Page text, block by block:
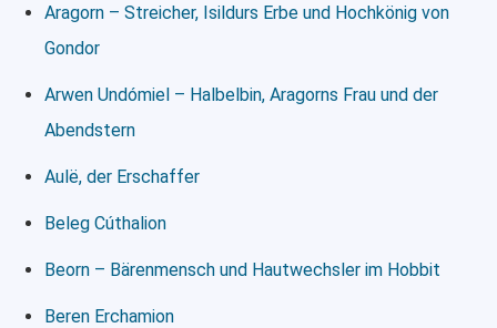
Aragorn – Streicher, Isildurs Erbe und Hochkönig von
Gondor
Arwen Undómiel – Halbelbin, Aragorns Frau und der
Abendstern
Aulë, der Erschaffer
Beleg Cúthalion
Beorn – Bärenmensch und Hautwechsler im Hobbit
Beren Erchamion